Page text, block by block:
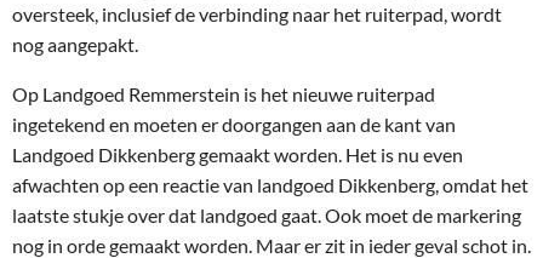
oversteek, inclusief de verbinding naar het ruiterpad, wordt
nog aangepakt.
Op Landgoed Remmerstein is het nieuwe ruiterpad
ingetekend en moeten er doorgangen aan de kant van
Landgoed Dikkenberg gemaakt worden. Het is nu even
afwachten op een reactie van landgoed Dikkenberg, omdat het
laatste stukje over dat landgoed gaat. Ook moet de markering
nog in orde gemaakt worden. Maar er zit in ieder geval schot in.